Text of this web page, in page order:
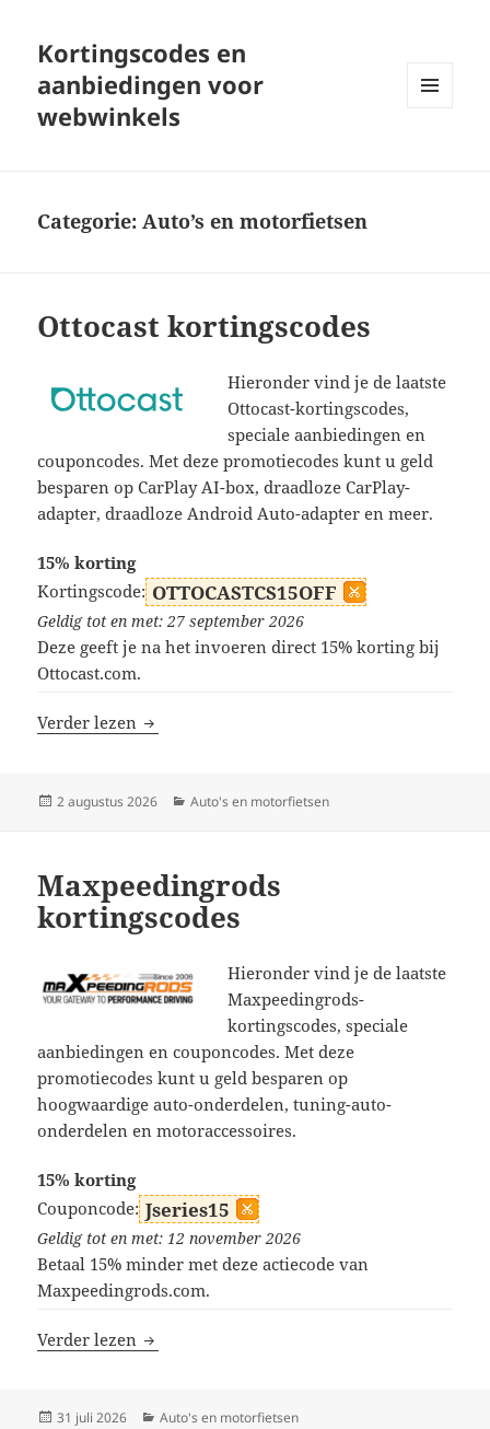
Kortingscodes en
aanbiedingen voor
webwinkels
Categorie:Auto’s en motorfietsen
Ottocast kortingscodes
Hieronder vind je de laatste
Ottocast-kortingscodes,
speciale aanbiedingen en
couponcodes. Met deze promotiecodes kunt u geld
besparen op CarPlay AI-box, draadloze CarPlay-
adapter, draadloze Android Auto-adapter en meer.
15% korting
Kortingscode: OTTOCASTCS15OFF
Geldig tot en met: 27 september 2026
Deze geeft je na het invoeren direct 15% korting bij
Ottocast.com.
Verder lezen Ottocast kortingscodes
Geplaatst
2 augustus 2026 Categorieën
Auto's en motorfietsen
Maxpeedingrods
kortingscodes
Hieronder vind je de laatste
Maxpeedingrods-
kortingscodes, speciale
aanbiedingen en couponcodes. Met deze
promotiecodes kunt u geld besparen op
hoogwaardige auto-onderdelen, tuning-auto-
onderdelen en motoraccessoires.
15% korting
Couponcode: Jseries15
Geldig tot en met: 12 november 2026
Betaal 15% minder met deze actiecode van
Maxpeedingrods.com.
Verder lezen Maxpeedingrods kortingscodes
Geplaatst
31 juli 2026 Categorieën
Auto's en motorfietsen